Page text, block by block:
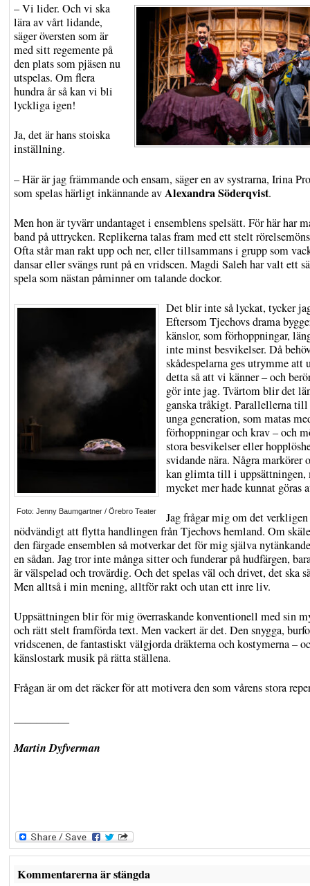
– Vi lider. Och vi ska
lära av vårt lidande,
säger översten som är
med sitt regemente på
den plats som pjäsen nu
utspelas. Om flera
hundra år så kan vi bli
lyckliga igen!
Ja, det är hans stoiska
inställning.
– Här är jag främmande och ensam, säger en av systrarna, Irina
som spelas härligt inkännande avAlexandra Söderqvist.
Men hon är tyvärr undantaget i ensemblens spelsätt. För här har
band på uttrycken. Replikerna talas fram med ett stelt
Ofta står man rakt upp och ner, eller tillsammans i grupp som
dansar eller svängs runt på en vridscen. Magdi Saleh har valt ett
spela som nästan påminner om talande dockor.
Foto: Jenny Baumgartner / Örebro Teater
Det blir inte så lyckat, tycker
Eftersom Tjechovs drama
känslor, som förhoppningar,
inte minst besvikelser. Då
skådespelarna ges utrymme att
detta så att vi känner – och
gör inte jag. Tvärtom blir det
ganska tråkigt. Parallellerna
unga generation, som matas
förhoppningar och krav – och
stora besvikelser eller
svidande nära. Några markörer
kan glimta till i uppsättningen,
mycket mer hade kunnat göras
Jag frågar mig om det
nödvändigt att flytta handlingen från Tjechovs hemland. Om
den färgade ensemblen så motverkar det för mig själva
en sådan. Jag tror inte många sitter och funderar på hudfärgen,
är välspelad och trovärdig. Och det spelas väl och drivet, det ska
Men alltså i min mening, alltför rakt och utan ett inre liv.
Uppsättningen blir för mig överraskande konventionell med sin
och rätt stelt framförda text. Men vackert är det. Den snygga,
vridscenen, de fantastiskt välgjorda dräkterna och kostymerna –
känslostark musik på rätta ställena.
Frågan är om det räcker för att motivera den som vårens stora
Martin Dyfverman
Kommentarerna är stängda